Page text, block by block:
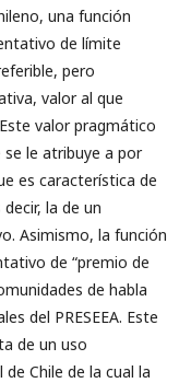
una función
de límite
pero
valor al que
valor pragmático
le atribuye a por
es característica de
la de un
Asimismo, la función
de “premio de
de habla
del PRESEEA. Este
de un uso
Chile de la cual la